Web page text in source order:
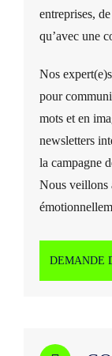
entreprises,
qu’avec une
Nos
pour
mots et en
newsletters
la campagne
Nous veillons
DEMANDE